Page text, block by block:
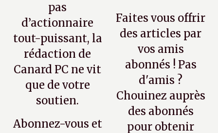
pas
d’actionnaire
tout-puissant, la
rédaction de
Canard PC ne vit
que de votre
soutien.
Abonnez-vous et
Faites vous offrir
des articles par
vos amis
abonnés ! Pas
d'amis ?
Chouinez auprès
des abonnés
pour obtenir